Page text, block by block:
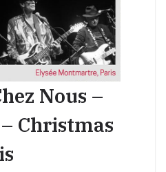
Nous –
Christmas